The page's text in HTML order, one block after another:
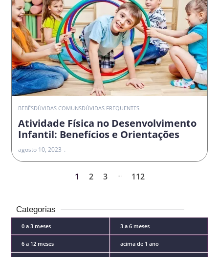
BEBÊSDÚVIDAS COMUNSDÚVIDAS FREQUENTES
Atividade Física no Desenvolvimento
Infantil: Benefícios e Orientações
agosto 10, 2023
1 2 3 ... 112
Categorias
0 a 3 meses 3 a 6 meses
6 a 12 meses acima de 1 ano